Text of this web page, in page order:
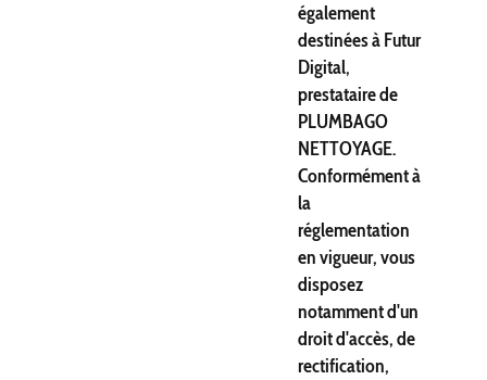
également
destinées à Futur
Digital,
prestataire de
PLUMBAGO
NETTOYAGE.
Conformément à
la
réglementation
en vigueur, vous
disposez
notamment d'un
droit d'accès, de
rectification,